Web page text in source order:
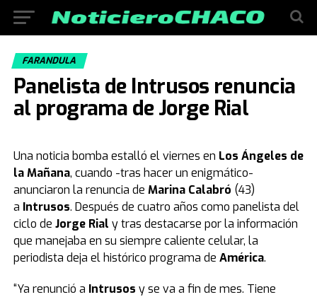
FARANDULA
Panelista de Intrusos renuncia
al programa de Jorge Rial
Una noticia bomba estalló el viernes en Los Ángeles de
la Mañana, cuando -tras hacer un enigmático-
anunciaron la renuncia de Marina Calabró (43)
a Intrusos. Después de cuatro años como panelista del
ciclo de Jorge Rial y tras destacarse por la información
que manejaba en su siempre caliente celular, la
periodista deja el histórico programa de América.
“Ya renunció a Intrusos y se va a fin de mes. Tiene